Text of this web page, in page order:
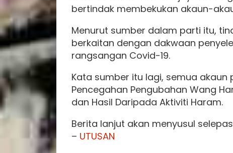
bertindak membekukan akaun-
Menurut sumber dalam parti itu,
berkaitan dengan dakwaan
rangsangan Covid-19.
Kata sumber itu lagi, semua
Pencegahan Pengubahan Wang
dan Hasil Daripada Aktiviti Haram.
Berita lanjut akan menyusul
– UTUSAN